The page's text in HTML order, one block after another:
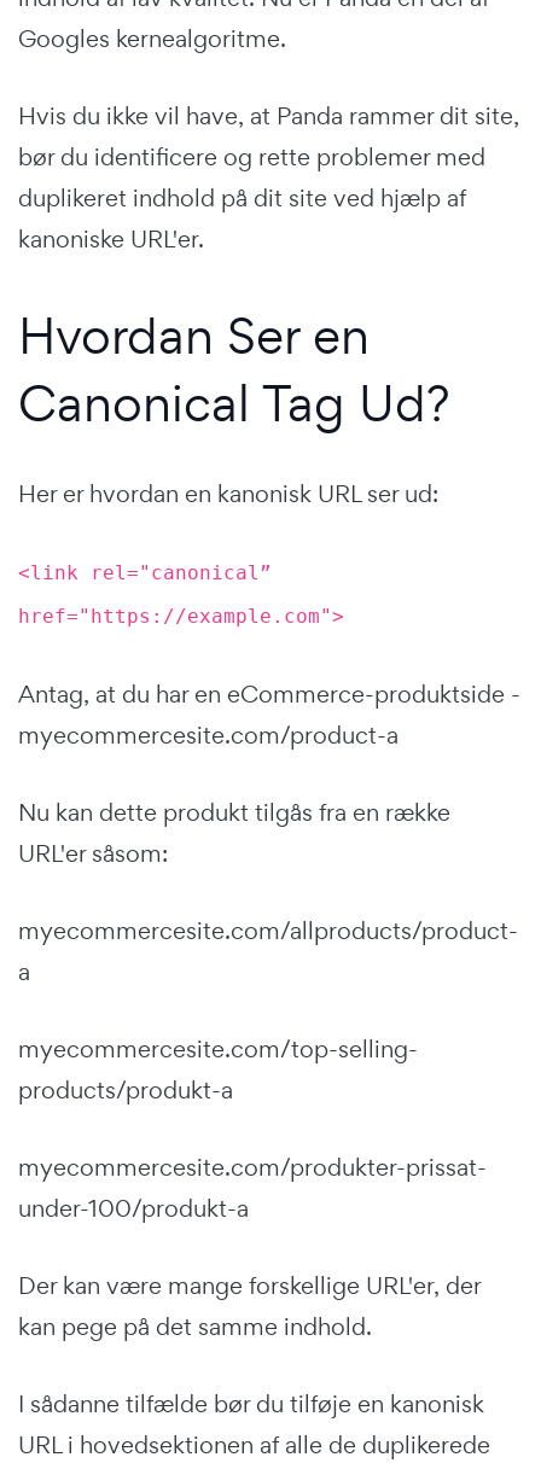
Googles kernealgoritme.
Hvis du ikke vil have, at Panda rammer dit site,
bør du identificere og rette problemer med
duplikeret indhold på dit site ved hjælp af
kanoniske URL'er.
Hvordan Ser en
Canonical Tag Ud?
Her er hvordan en kanonisk URL ser ud:
<link rel="canonical”
href="https://example.com">
Antag, at du har en eCommerce-produktside -
myecommercesite.com/product-a
Nu kan dette produkt tilgås fra en række
URL'er såsom:
myecommercesite.com/allproducts/product-
a
myecommercesite.com/top-selling-
products/produkt-a
myecommercesite.com/produkter-prissat-
under-100/produkt-a
Der kan være mange forskellige URL'er, der
kan pege på det samme indhold.
I sådanne tilfælde bør du tilføje en kanonisk
URL i hovedsektionen af alle de duplikerede